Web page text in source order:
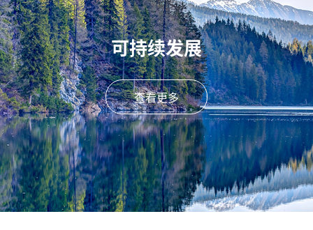
可持续发展
查看更多